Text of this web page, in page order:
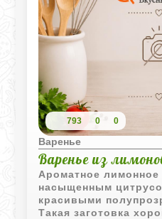
793 0 0
Варенье
Варенье из
Ароматное лимонное
насыщенным
красивыми
Такая заготовка